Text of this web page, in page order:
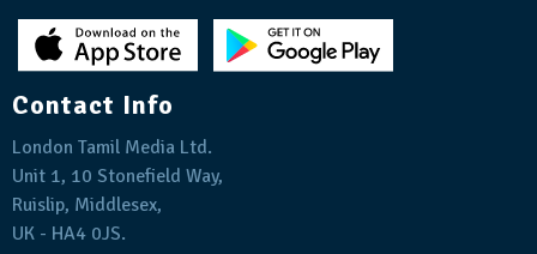
Contact Info
London Tamil Media Ltd.
Unit 1, 10 Stonefield Way,
Ruislip, Middlesex,
UK - HA4 0JS.